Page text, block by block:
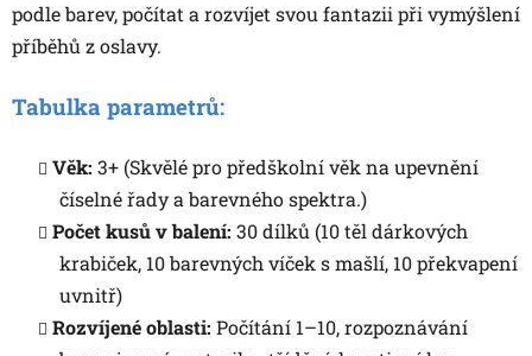
podle barev, počítat a rozvíjet svou fantazii při vymýšlení
příběhů z oslavy.
Tabulka parametrů:
Věk: 3+ (Skvělé pro předškolní věk na upevnění
číselné řady a barevného spektra.)
Počet kusů v balení: 30 dílků (10 těl dárkových
krabiček, 10 barevných víček s mašlí, 10 překvapení
uvnitř)
Rozvíjené oblasti: Počítání 1–10, rozpoznávání